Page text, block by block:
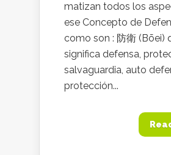
matizan todos los
ese Concepto de
como son : 防衛 (Bōei)
significa defensa,
salvaguardia, auto
protección...